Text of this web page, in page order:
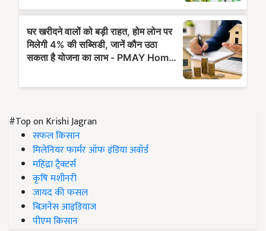
#Top on Krishi Jagran
सफल किसान
मिलेनियर फार्मर ऑफ इंडिया अवॉर्ड
महिंद्रा ट्रैक्टर्स
कृषि मशीनरी
जायद की फसल
बिज़नेस आइडियाज
पीएम किसान